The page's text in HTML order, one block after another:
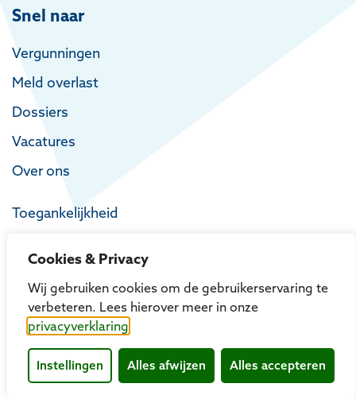
Cookies & Privacy
Wij gebruiken cookies om de gebruikerservaring te
verbeteren. Lees hierover meer in onze
privacyverklaring
Instellingen Alles afwijzen Alles accepteren
Snel naar
Vergunningen
Meld overlast
Dossiers
Vacatures
Over ons
Toegankelijkheid